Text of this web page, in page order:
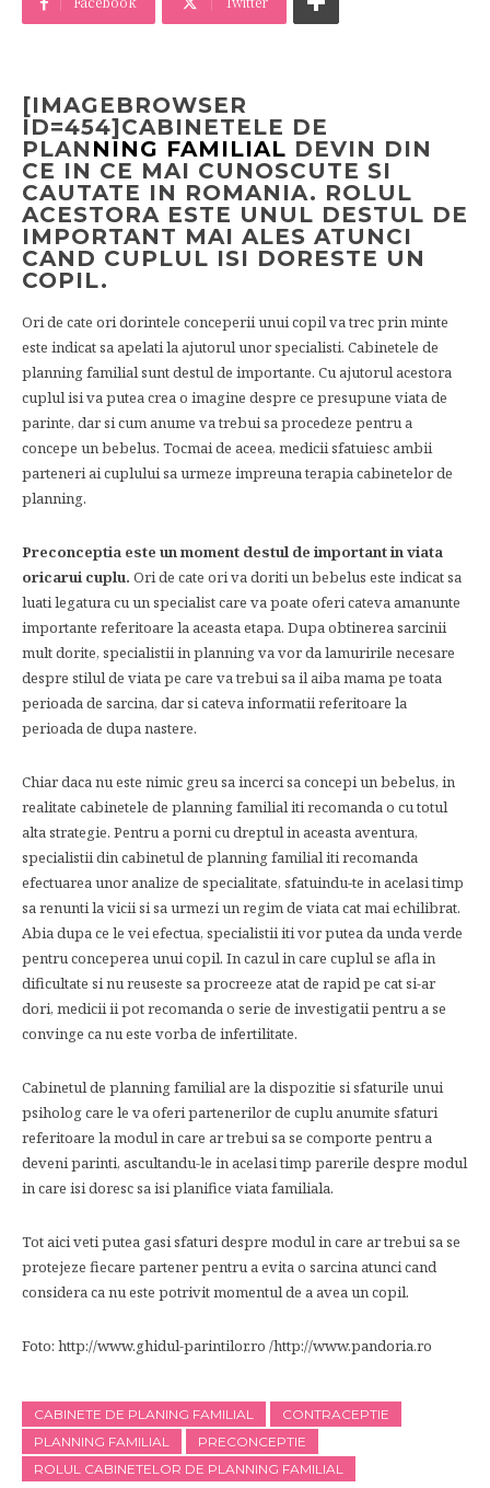
[IMAGEBROWSER
ID=454]CABINETELE DE
PLAN NING FAMILIAL DEVIN DIN
CE IN CE MAI CUNOSCUTE SI
CAUTATE IN ROMANIA. ROLUL
ACESTORA ESTE UNUL DESTUL DE
IMPORTANT MAI ALES ATUNCI
CAND CUPLUL ISI DORESTE UN
COPIL.
Ori de cate ori dorintele conceperii unui copil va trec prin minte
este indicat sa apelati la ajutorul unor specialisti. Cabinetele de
planning familial sunt destul de importante. Cu ajutorul acestora
cuplul isi va putea crea o imagine despre ce presupune viata de
parinte, dar si cum anume va trebui sa procedeze pentru a
concepe un bebelus. Tocmai de aceea, medicii sfatuiesc ambii
parteneri ai cuplului sa urmeze impreuna terapia cabinetelor de
planning.
Preconceptia este un moment destul de important in viata
oricarui cuplu. Ori de cate ori va doriti un bebelus este indicat sa
luati legatura cu un specialist care va poate oferi cateva amanunte
importante referitoare la aceasta etapa. Dupa obtinerea sarcinii
mult dorite, specialistii in planning va vor da lamuririle necesare
despre stilul de viata pe care va trebui sa il aiba mama pe toata
perioada de sarcina, dar si cateva informatii referitoare la
perioada de dupa nastere.
Chiar daca nu este nimic greu sa incerci sa concepi un bebelus, in
realitate cabinetele de planning familial iti recomanda o cu totul
alta strategie. Pentru a porni cu dreptul in aceasta aventura,
specialistii din cabinetul de planning familial iti recomanda
efectuarea unor analize de specialitate, sfatuindu-te in acelasi timp
sa renunti la vicii si sa urmezi un regim de viata cat mai echilibrat.
Abia dupa ce le vei efectua, specialistii iti vor putea da unda verde
pentru conceperea unui copil. In cazul in care cuplul se afla in
dificultate si nu reuseste sa procreeze atat de rapid pe cat si-ar
dori, medicii ii pot recomanda o serie de investigatii pentru a se
convinge ca nu este vorba de infertilitate.
Cabinetul de planning familial are la dispozitie si sfaturile unui
psiholog care le va oferi partenerilor de cuplu anumite sfaturi
referitoare la modul in care ar trebui sa se comporte pentru a
deveni parinti, ascultandu-le in acelasi timp parerile despre modul
in care isi doresc sa isi planifice viata familiala.
Tot aici veti putea gasi sfaturi despre modul in care ar trebui sa se
protejeze fiecare partener pentru a evita o sarcina atunci cand
considera ca nu este potrivit momentul de a avea un copil.
Foto: http://www.ghidul-parintilor.ro /http://www.pandoria.ro
CABINETE DE PLANING FAMILIAL
CONTRACEPTIE
PLANNING FAMILIAL
PRECONCEPTIE
ROLUL CABINETELOR DE PLANNING FAMILIAL